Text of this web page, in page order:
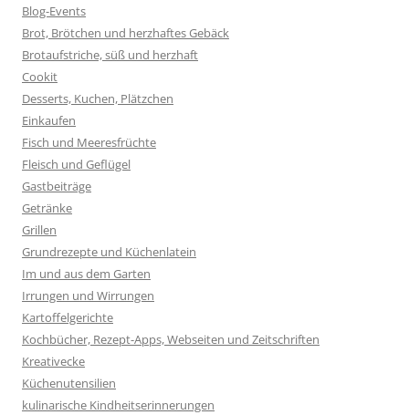
Blog-Events
Brot, Brötchen und herzhaftes Gebäck
Brotaufstriche, süß und herzhaft
Cookit
Desserts, Kuchen, Plätzchen
Einkaufen
Fisch und Meeresfrüchte
Fleisch und Geflügel
Gastbeiträge
Getränke
Grillen
Grundrezepte und Küchenlatein
Im und aus dem Garten
Irrungen und Wirrungen
Kartoffelgerichte
Kochbücher, Rezept-Apps, Webseiten und Zeitschriften
Kreativecke
Küchenutensilien
kulinarische Kindheitserinnerungen